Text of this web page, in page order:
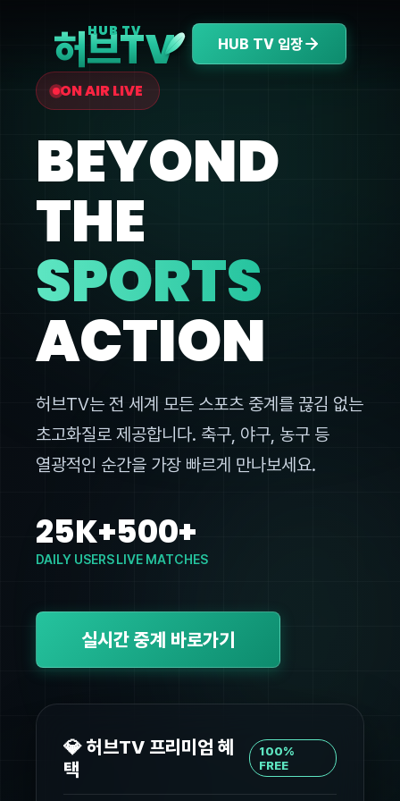
HUB TV
허브TV HUB TV 입장
ON AIR LIVE
BEYOND
THE
SPORTS
ACTION
허브TV는 전 세계 모든 스포츠 중계를 끊김 없는
초고화질로 제공합니다. 축구, 야구, 농구 등
열광적인 순간을 가장 빠르게 만나보세요.
25K+
DAILY USERS
500+
LIVE MATCHES
실시간 중계 바로가기
💎 허브TV 프리미엄 혜
택
100%
FREE